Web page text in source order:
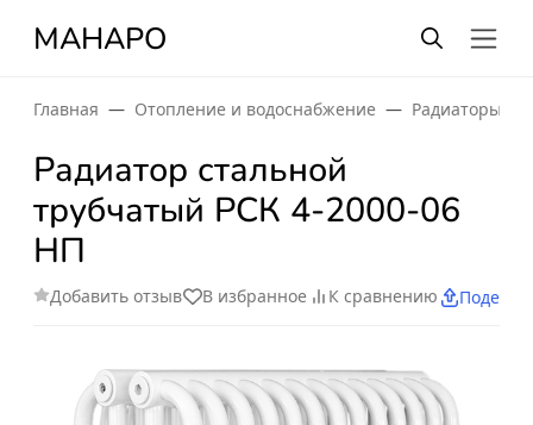
МАНАРО
Главная Отопление и водоснабжение Радиаторы
Радиатор стальной
трубчатый РСК 4-2000-06
НП
Добавить отзыв В избранное К сравнению